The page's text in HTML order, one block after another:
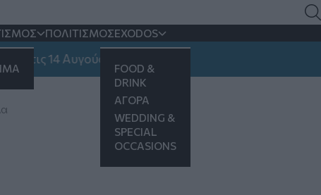
ΠΟΛΙΤΙΣΜΟΣEXODOS
FOOD &
DRINK
ΑΓΟΡΑ
WEDDING &
SPECIAL
OCCASIONS
14 Αυγούστου